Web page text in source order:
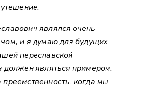
являлся очень
и я думаю для будущих
переславской
должен являться примером.
когда мы